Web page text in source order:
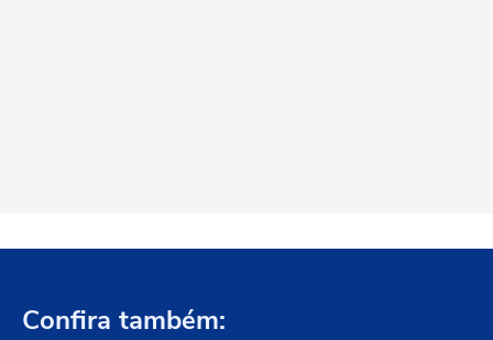
Confira também: